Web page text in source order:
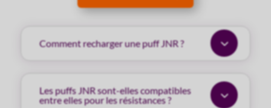
3
Comment recharger une puff JNR ?
3
Les puffs JNR sont-elles compatibles
entre elles pour les résistances ?